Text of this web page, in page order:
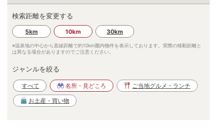
検索距離を変更する
5km 10km 30km
※温泉地の中心から直線距離で約10km圏内物件を表示しております。実際の移動距離と
は異なる場合がありますのでご注意ください。
ジャンルを絞る
すべて 名所・見どころ ご当地グルメ・ランチ
お土産・買い物